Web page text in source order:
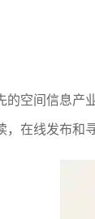
的空间信息产
在线发布和